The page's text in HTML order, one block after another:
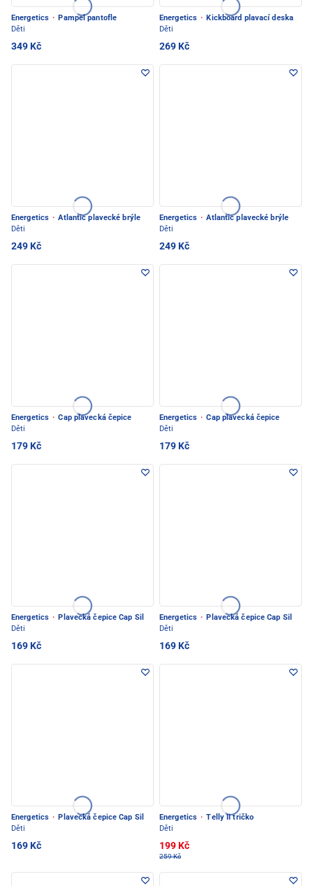
Energetics · Pampel pantofle
Děti
349 Kč
Energetics · Kickboard plavací deska
Děti
269 Kč
Energetics · Atlantic plavecké brýle
Děti
249 Kč
Energetics · Atlantic plavecké brýle
Děti
249 Kč
Energetics · Cap plavecká čepice
Děti
179 Kč
Energetics · Cap plavecká čepice
Děti
179 Kč
Energetics · Plavecká čepice Cap Sil
Děti
169 Kč
Energetics · Plavecká čepice Cap Sil
Děti
169 Kč
Energetics · Plavecká čepice Cap Sil
Děti
169 Kč
Energetics · Telly II tričko
Děti
199 Kč
259 Kč